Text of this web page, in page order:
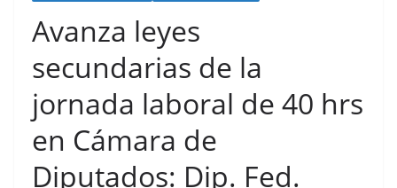
Avanza leyes
secundarias de la
jornada laboral de 40 hrs
en Cámara de
Diputados: Dip. Fed.